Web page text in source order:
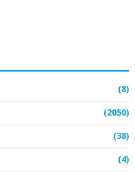
(8)
(2050)
(38)
(4)